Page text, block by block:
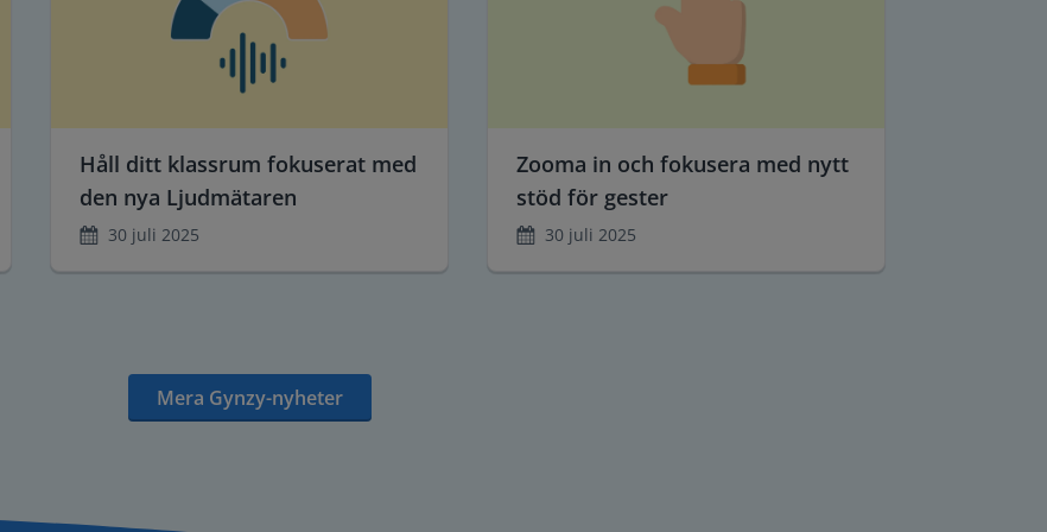
Håll ditt klassrum fokuserat med
den nya Ljudmätaren
30 juli 2025
Zooma in och fokusera med nytt
stöd för gester
30 juli 2025
Mera Gynzy-nyheter